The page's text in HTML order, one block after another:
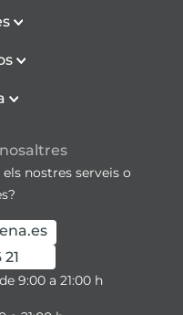
nostres serveis o
9:00 a 21:00 h